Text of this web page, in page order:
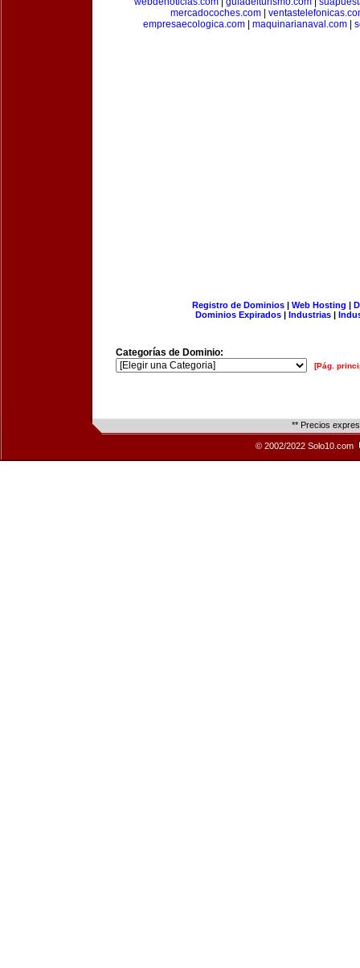
mercadocoches.com|
empresaecologica.com| maquinarianaval.com|
Registro de Dominios| Web Hosting |
Dominios Expirados | Industrias |
Categorías de Dominio:
[Pág.
** Precios
© 2002/2022 Solo10.com